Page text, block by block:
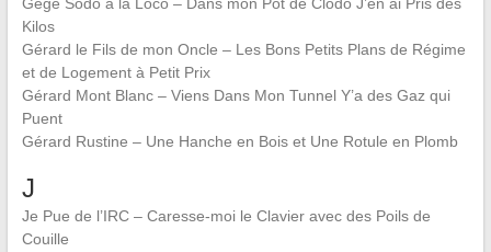
Kilos
Gérard le Fils de mon Oncle – Les Bons Petits Plans de Régime
et de Logement à Petit Prix
Gérard Mont Blanc – Viens Dans Mon Tunnel Y’a des Gaz qui
Puent
Gérard Rustine – Une Hanche en Bois et Une Rotule en Plomb
J
Je Pue de l’IRC – Caresse-moi le Clavier avec des Poils de
Couille